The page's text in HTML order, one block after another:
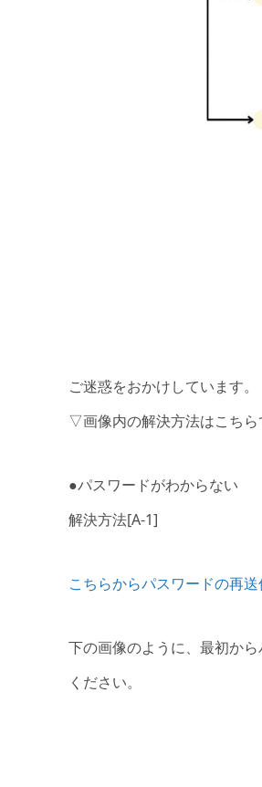
ご迷惑をおかけしています。
▽画像内の解決方法はこち
●パスワードがわからない
解決方法[A-1]
こちらからパスワードの再送
下の画像のように、最初か
ください。